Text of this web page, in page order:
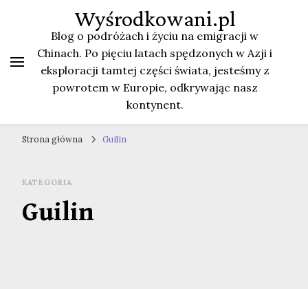
Wyśrodkowani.pl
Blog o podróżach i życiu na emigracji w
Chinach. Po pięciu latach spędzonych w Azji i
eksploracji tamtej części świata, jesteśmy z
powrotem w Europie, odkrywając nasz
kontynent.
Strona główna Guilin
KATEGORIA
Guilin